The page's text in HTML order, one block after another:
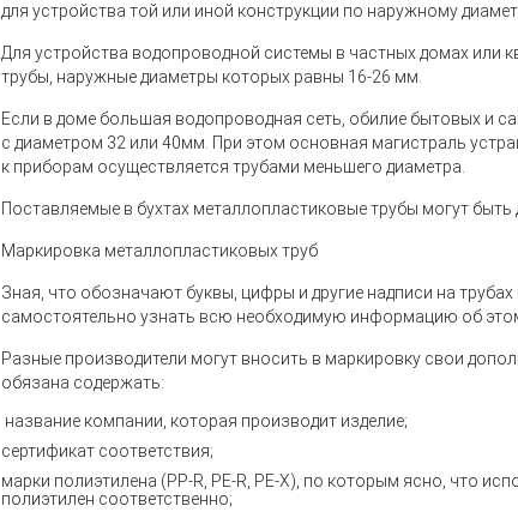
для устройства той или иной конструкции по наружному
Для устройства водопроводной системы в частных домах или
трубы, наружные диаметры которых равны 16-26 мм.
Если в доме большая водопроводная сеть, обилие бытовых и
с диаметром 32 или 40мм. При этом основная магистраль
к приборам осуществляется трубами меньшего диаметра.
Поставляемые в бухтах металлопластиковые трубы могут быть
Маркировка металлопластиковых труб
Зная, что обозначают буквы, цифры и другие надписи на
самостоятельно узнать всю необходимую информацию об этом
Разные производители могут вносить в маркировку свои
обязана содержать:
название компании, которая производит изделие;
сертификат соответствия;
марки полиэтилена (PP-R, PE-R, PE-X), по которым ясно, что
полиэтилен соответственно;